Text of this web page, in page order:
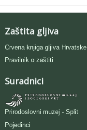
Zaštita gljiva
Crvena knjiga gljiva Hrvatske
Pravilnik o zaštiti
Suradnici
Prirodoslovni muzej - Split
Pojedinci